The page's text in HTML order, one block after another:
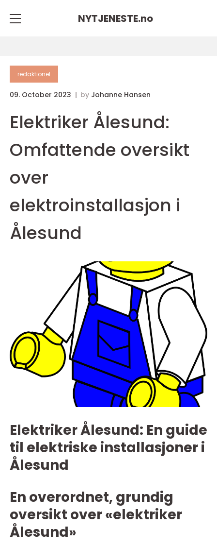
NYTJENESTE.no
redaktionel
09. October 2023 by Johanne Hansen
Elektriker Ålesund:
Omfattende oversikt
over
elektroinstallasjon i
Ålesund
Elektriker Ålesund: En guide
til elektriske installasjoner i
Ålesund
En overordnet, grundig
oversikt over «elektriker
Ålesund»